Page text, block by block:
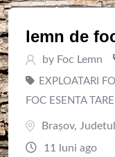
lemn de
by Foc Lemn
EXPLOATARI
FOC ESENTA TARE
Braşov,
11 luni ago